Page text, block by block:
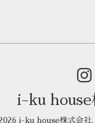
i-ku house
i-ku house株式会社